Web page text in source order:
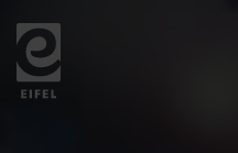
Zurück
zur
Startseite